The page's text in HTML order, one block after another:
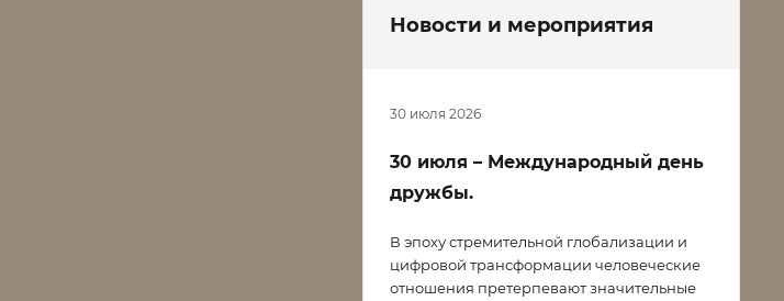
Новости и мероприятия
30 июля 2026
30 июля – Международный день
дружбы.
В эпоху стремительной глобализации и
цифровой трансформации человеческие
отношения претерпевают значительные